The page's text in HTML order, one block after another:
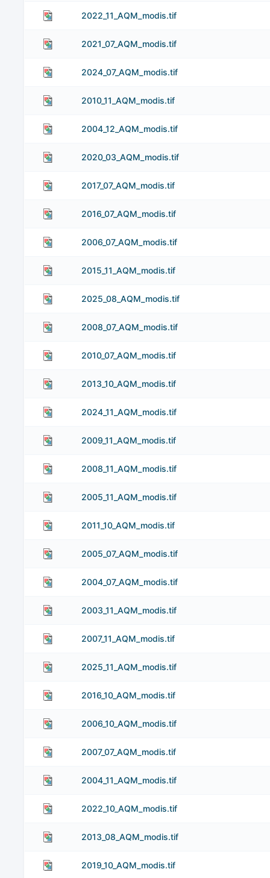
2022_11_AQM_modis.tif
2021_07_AQM_modis.tif
2024_07_AQM_modis.tif
2010_11_AQM_modis.tif
2004_12_AQM_modis.tif
2020_03_AQM_modis.tif
2017_07_AQM_modis.tif
2016_07_AQM_modis.tif
2006_07_AQM_modis.tif
2015_11_AQM_modis.tif
2025_08_AQM_modis.tif
2008_07_AQM_modis.tif
2010_07_AQM_modis.tif
2013_10_AQM_modis.tif
2024_11_AQM_modis.tif
2009_11_AQM_modis.tif
2008_11_AQM_modis.tif
2005_11_AQM_modis.tif
2011_10_AQM_modis.tif
2005_07_AQM_modis.tif
2004_07_AQM_modis.tif
2003_11_AQM_modis.tif
2007_11_AQM_modis.tif
2025_11_AQM_modis.tif
2016_10_AQM_modis.tif
2006_10_AQM_modis.tif
2007_07_AQM_modis.tif
2004_11_AQM_modis.tif
2022_10_AQM_modis.tif
2013_08_AQM_modis.tif
2019_10_AQM_modis.tif